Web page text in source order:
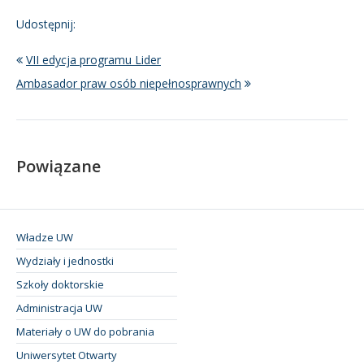
Udostępnij:
VII edycja programu Lider
Ambasador praw osób niepełnosprawnych
Powiązane
Władze UW
Wydziały i jednostki
Szkoły doktorskie
Administracja UW
Materiały o UW do pobrania
Uniwersytet Otwarty